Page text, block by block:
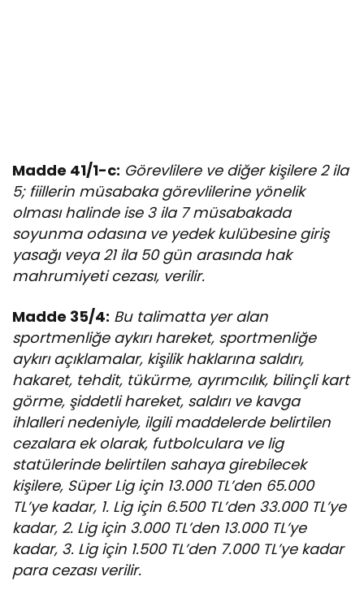
Madde 41/1-c: Görevlilere ve diğer kişilere 2 ila
5; fiillerin müsabaka görevlilerine yönelik
olması halinde ise 3 ila 7 müsabakada
soyunma odasına ve yedek kulübesine giriş
yasağı veya 21 ila 50 gün arasında hak
mahrumiyeti cezası, verilir.
Madde 35/4: Bu talimatta yer alan
sportmenliğe aykırı hareket, sportmenliğe
aykırı açıklamalar, kişilik haklarına saldırı,
hakaret, tehdit, tükürme, ayrımcılık, bilinçli kart
görme, şiddetli hareket, saldırı ve kavga
ihlalleri nedeniyle, ilgili maddelerde belirtilen
cezalara ek olarak, futbolculara ve lig
statülerinde belirtilen sahaya girebilecek
kişilere, Süper Lig için 13.000 TL’den 65.000
TL’ye kadar, 1. Lig için 6.500 TL’den 33.000 TL’ye
kadar, 2. Lig için 3.000 TL’den 13.000 TL’ye
kadar, 3. Lig için 1.500 TL’den 7.000 TL’ye kadar
para cezası verilir.